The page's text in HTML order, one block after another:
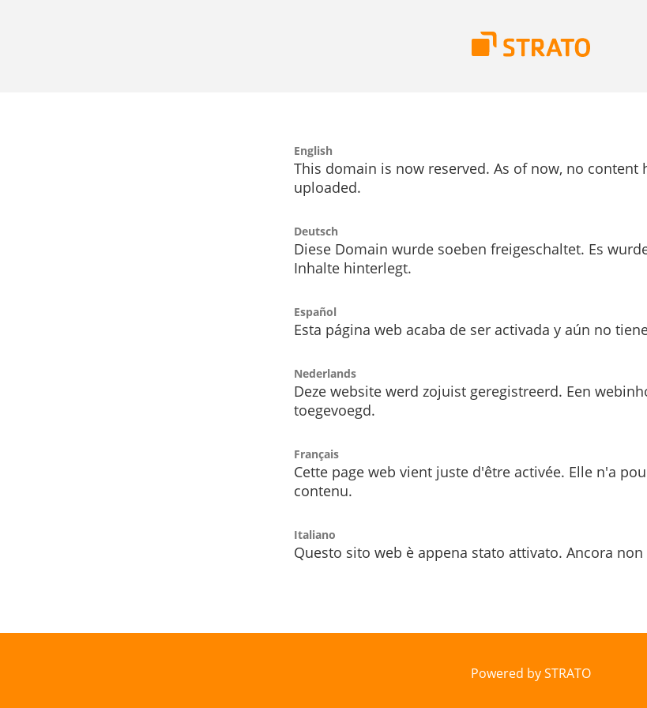
English
This domain is now reserved. As of now, no content
uploaded.
Deutsch
Diese Domain wurde soeben freigeschaltet. Es
Inhalte hinterlegt.
Español
Esta página web acaba de ser activada y aún no
Nederlands
Deze website werd zojuist geregistreerd. Een
toegevoegd.
Français
Cette page web vient juste d'être activée. Elle n'a
contenu.
Italiano
Questo sito web è appena stato attivato. Ancora
Powered by STRATO